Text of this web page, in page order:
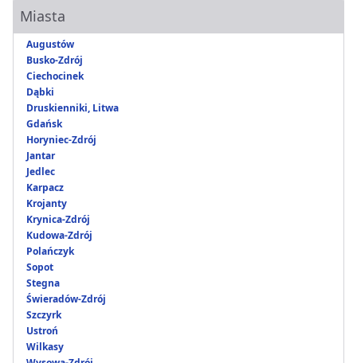
Miasta
Augustów
Busko-Zdrój
Ciechocinek
Dąbki
Druskienniki, Litwa
Gdańsk
Horyniec-Zdrój
Jantar
Jedlec
Karpacz
Krojanty
Krynica-Zdrój
Kudowa-Zdrój
Polańczyk
Sopot
Stegna
Świeradów-Zdrój
Szczyrk
Ustroń
Wilkasy